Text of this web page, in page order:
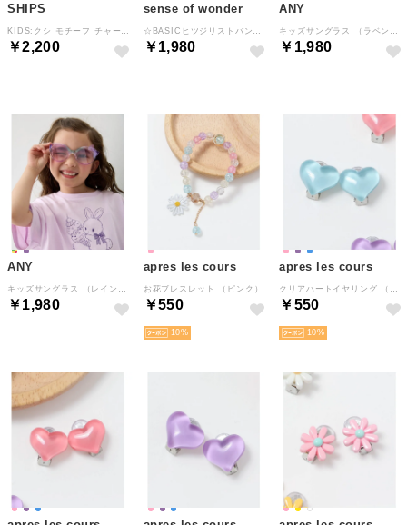
SHIPS
￥2,200
sense of wonder
￥1,980
ANY
￥1,980
ANY
￥1,980
apres les cours
お花ブレスレット （ピンク）
￥550
10
apres les cours
￥550
10